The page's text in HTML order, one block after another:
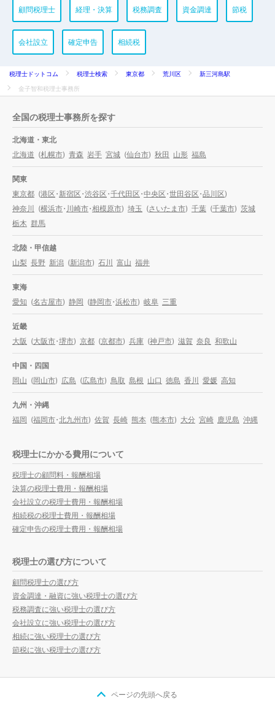
顧問税理士 経理・決算 税務調査 資金調達 節税
会社設立 確定申告 相続税
税理士ドットコム 税理士検索 東京都 荒川区
新三河島駅
金子智和税理士事務所
全国の税理士事務所を探す
北海道・東北
北海道 (札幌市) 青森 岩手 宮城 (仙台市) 秋田 山形 福島
関東
東京都 (港区・新宿区・渋谷区・千代田区・中央区・世田谷区・品川区)
神奈川 (横浜市・川崎市・相模原市) 埼玉 (さいたま市) 千葉 (千葉市) 茨城
栃木 群馬
北陸・甲信越
山梨 長野 新潟 (新潟市) 石川 富山 福井
東海
愛知 (名古屋市) 静岡 (静岡市・浜松市) 岐阜 三重
近畿
大阪 (大阪市・堺市) 京都 (京都市) 兵庫 (神戸市) 滋賀 奈良 和歌山
中国・四国
岡山 (岡山市) 広島 (広島市) 鳥取 島根 山口 徳島 香川 愛媛 高知
九州・沖縄
福岡 (福岡市・北九州市) 佐賀 長崎 熊本 (熊本市) 大分 宮崎 鹿児島 沖縄
税理士にかかる費用について
税理士の顧問料・報酬相場
決算の税理士費用・報酬相場
会社設立の税理士費用・報酬相場
相続税の税理士費用・報酬相場
確定申告の税理士費用・報酬相場
税理士の選び方について
顧問税理士の選び方
資金調達・融資に強い税理士の選び方
税務調査に強い税理士の選び方
会社設立に強い税理士の選び方
相続に強い税理士の選び方
節税に強い税理士の選び方
ページの先頭へ戻る